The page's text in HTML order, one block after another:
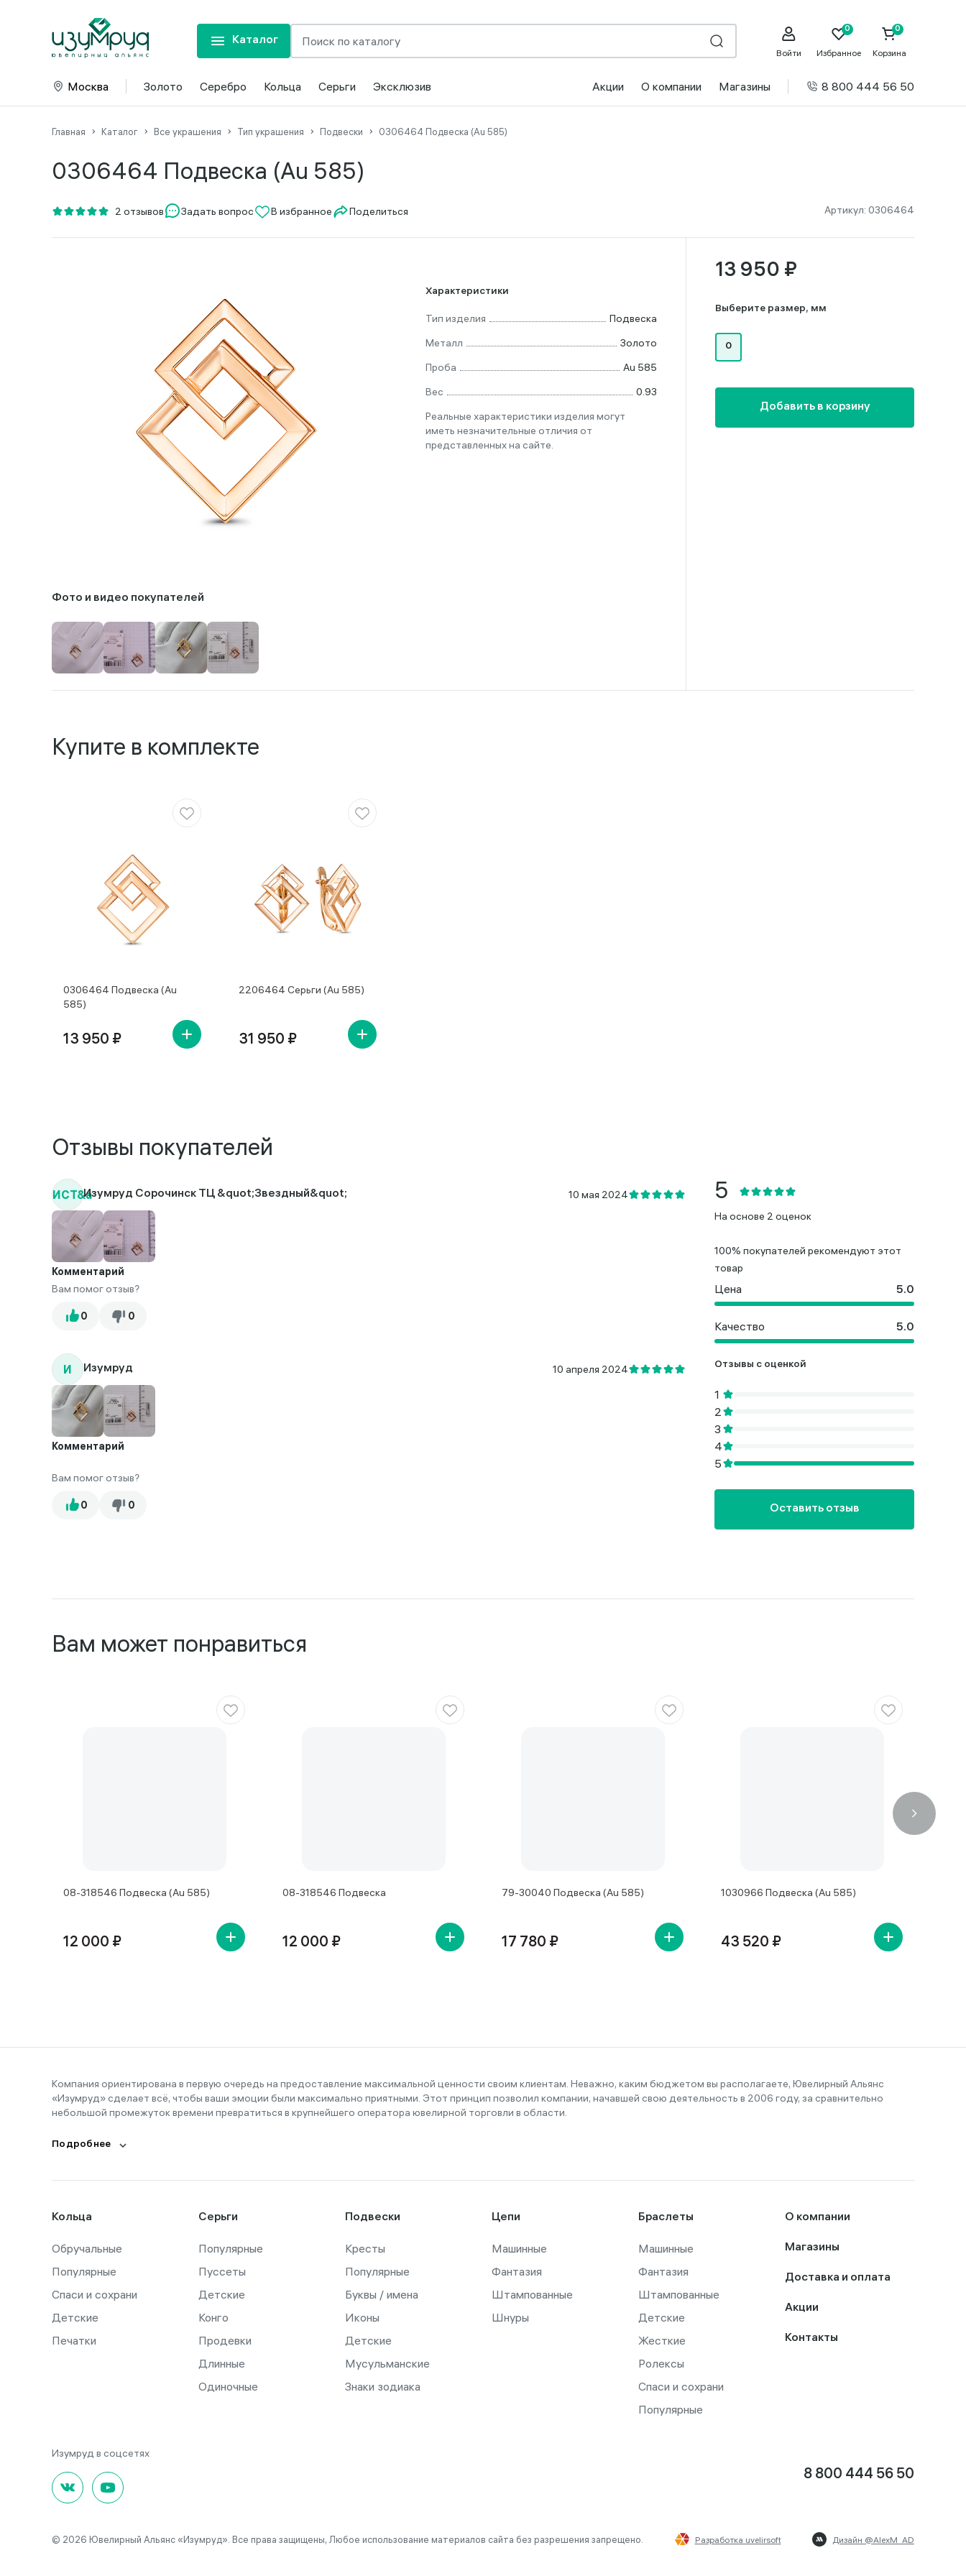
Каталог
Войти Избранное Корзина
Москва Золото Серебро Кольца Серьги Эксклюзив Акции О компании Магазины 8 800 444 56 50
Главная Каталог Все украшения Тип украшения Подвески 0306464 Подвеска (Au 585)
0306464 Подвеска (Au 585)
Задать вопрос Поделиться Артикул: 0306464
Фото и видео покупателей
Характеристики
Тип изделия
Подвеска
Металл
Золото
Проба
Au 585
Вес
0.93
Реальные характеристики изделия могут
иметь незначительные отличия от
представленных на сайте.
13 950 ₽
Выберите размер, мм
0
Добавить в корзину
Купите в комплекте
0306464 Подвеска (Au
585)
13 950 ₽
2206464 Серьги (Au 585)
31 950 ₽
Отзывы покупателей
ИСТ&aИзумруд Сорочинск ТЦ &quot;Звездный&quot; 10 мая 2024
Комментарий
Вам помог отзыв?
И Изумруд 10 апреля 2024
Комментарий
Вам помог отзыв?
На основе 2 оценок
100% покупателей рекомендуют этот
товар
Цена
Качество
Отзывы с оценкой
Оставить отзыв
Вам может понравиться
08-318546 Подвеска (Au 585)
12 000 ₽
08-318546 Подвеска
12 000 ₽
79-30040 Подвеска (Au 585)
17 780 ₽
1030966 Подвеска (Au 585)
43 520 ₽
Компания ориентирована в первую очередь на предоставление максимальной ценности своим клиентам. Неважно, каким бюджетом вы располагаете, Ювелирный Альянс
«Изумруд» сделает всё, чтобы ваши эмоции были максимально приятными. Этот принцип позволил компании, начавшей свою деятельность в 2006 году, за сравнительно
небольшой промежуток времени превратиться в крупнейшего оператора ювелирной торговли в области.
Подробнее
Кольца
Обручальные
Популярные
Спаси и сохрани
Детские
Печатки
Серьги
Популярные
Пуссеты
Детские
Конго
Продевки
Длинные
Одиночные
Подвески
Кресты
Популярные
Буквы / имена
Иконы
Детские
Мусульманские
Знаки зодиака
Цепи
Машинные
Фантазия
Штампованные
Шнуры
Браслеты
Машинные
Фантазия
Штампованные
Детские
Жесткие
Ролексы
Спаси и сохрани
Популярные
О компании
Магазины
Доставка и оплата
Акции
Контакты
8 800 444 56 50
© 2026 Ювелирный Альянс «Изумруд». Все права защищены, Любое использование материалов сайта без разрешения запрещено. Разработка uvelirsoft Дизайн @AlexM_AD